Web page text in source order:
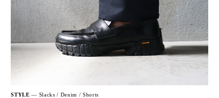
STYLE — Slacks / Denim / Shorts